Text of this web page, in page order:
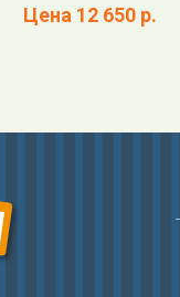
Цена 12 650 р.